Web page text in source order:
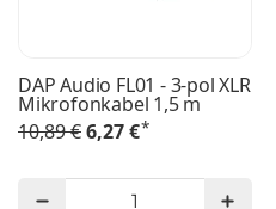
DAP Audio FL01 - 3-pol XLR
Mikrofonkabel 1,5 m
10,89 €6,27 €*